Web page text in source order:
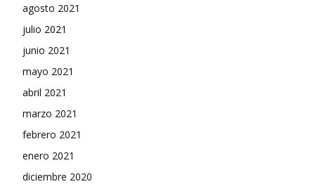
agosto 2021
julio 2021
junio 2021
mayo 2021
abril 2021
marzo 2021
febrero 2021
enero 2021
diciembre 2020